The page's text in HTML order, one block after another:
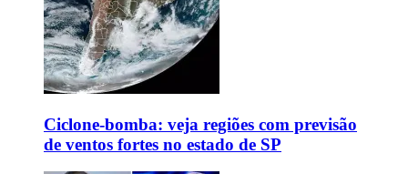
Ciclone-bomba: veja regiões com previsão
de ventos fortes no estado de SP